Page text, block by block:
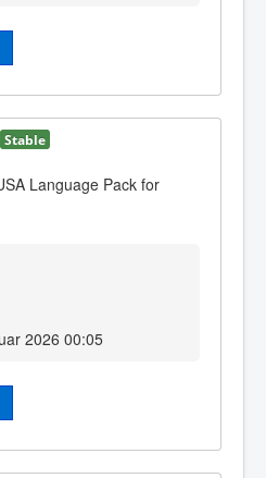
Stable
Language Pack for
2026 00:05